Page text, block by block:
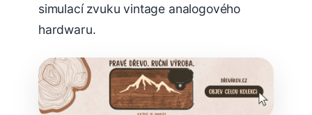
simulací zvuku vintage analogového
hardwaru.